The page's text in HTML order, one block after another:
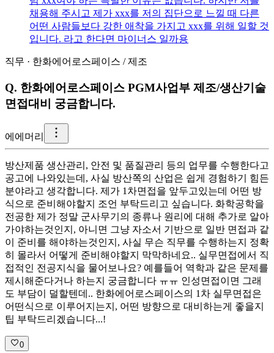
채용해 주시고 제가 xxx를 저의 집단으로 느낄 때 다른
어떤 사람들보다 강한 애착을 가지고 xxx를 위해 일할 것
입니다. 라고 한다면 마이너스 일까용
직무 · 한화에어로스페이스 /제조
Q. 한화에어로스페이스 PGM사업부 제조/생산기술
면접대비 궁금합니다.
에 에머리
방산제품 생산관리, 안전 및 품질관리 등의 업무를 수행한다고
공고에 나와있는데, 사실 방산쪽의 산업은 쉽게 경험하기 힘든
분야라고 생각합니다. 제가 1차면접을 앞두고있는데 어떤 방
식으로 준비해야할지 조언 부탁드리고 싶습니다. 화학공학을
전공한 제가 정말 군사무기의 종류나 원리에 대해 추가로 알아
가야하는것인지, 아니면 그냥 자소서 기반으로 일반 면접과 같
이 준비를 해야하는것인지, 사실 무슨 직무를 수행하는지 정확
히 몰라서 어떻게 준비해야할지 막막하네요.. 실무면접에서 직
접적인 전공지식을 물어보나요? 예를들어 역학과 같은 문제를
제시해준다거나 하는지 궁금합니다 ㅠㅠ 인성면접이면 그래
도 부담이 덜할텐데.. 한화에어로스페이스의 1차 실무면접은
어떤식으로 이루어지는지, 어떤 방향으로 대비하는게 좋을지
팁 부탁드리겠습니다...!
0